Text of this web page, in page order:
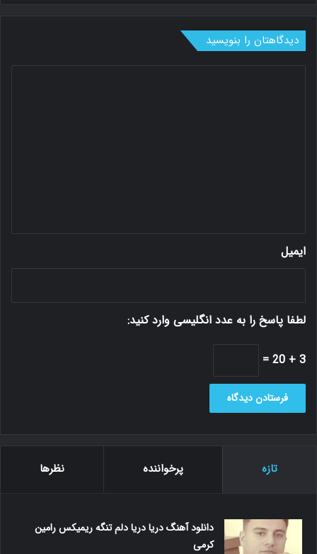
دیدگاهتان را بنویسید
ایمیل
لطفا پاسخ را به عدد انگلیسی وارد کنید:
3 + 20 =
تازه پرخواننده نظرها
دانلود آهنگ دریا دریا دلم تنگه ریمیکس رامین
کرمی